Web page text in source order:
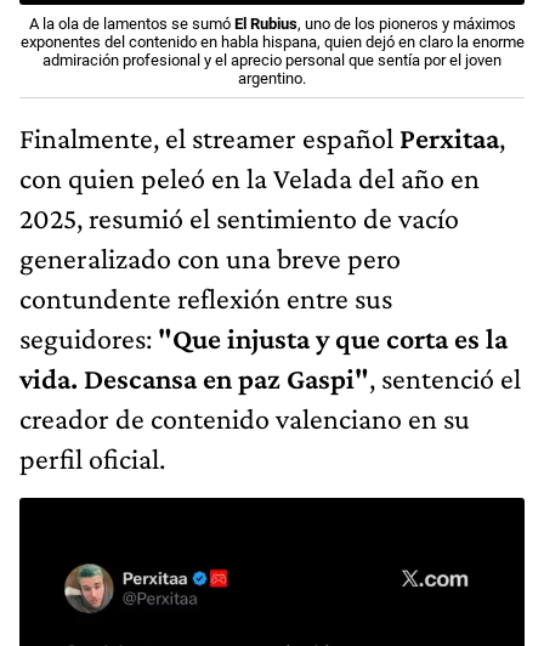
A la ola de lamentos se sumó El Rubius, uno de los pioneros y máximos
exponentes del contenido en habla hispana, quien dejó en claro la enorme
admiración profesional y el aprecio personal que sentía por el joven
argentino.
Finalmente, el streamer español Perxitaa,
con quien peleó en la Velada del año en
2025, resumió el sentimiento de vacío
generalizado con una breve pero
contundente reflexión entre sus
seguidores: "Que injusta y que corta es la
vida. Descansa en paz Gaspi", sentenció el
creador de contenido valenciano en su
perfil oficial.